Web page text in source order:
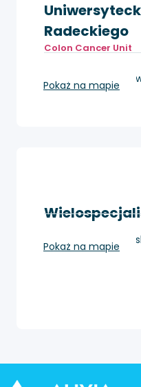
Radeckiego
Colon Cancer Unit
Wrocław, ul.
Pokaż na mapie
Zgorzelec,
Pokaż na mapie